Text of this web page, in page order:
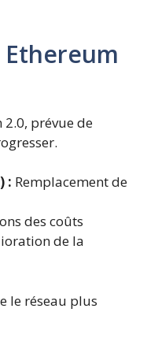
prévue de
: Remplacement de
des coûts
de la
le réseau plus